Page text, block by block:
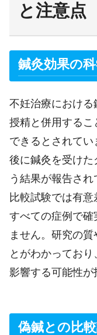
と注意点
鍼灸効果の
不妊治療における
授精と併用する
できるとされて
後に鍼灸を受け
う結果が報告さ
比較試験では有意
すべての症例で確
ません。研究の
とがわかってお
影響する可能性が
偽鍼との比